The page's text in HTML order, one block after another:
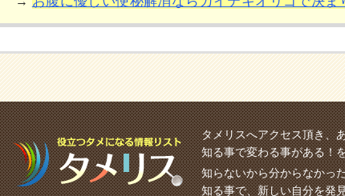
タメリスへアクセス頂き、
知る事で変わる事がある！
知らないから分からなかっ
知る事で、新しい自分を発